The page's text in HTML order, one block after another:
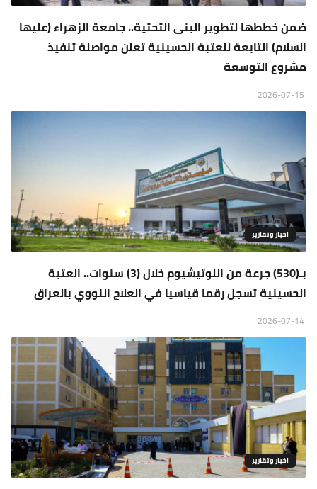
ضمن خططها لتطوير البنى التحتية.. جامعة الزهراء (عليها
السلام) التابعة للعتبة الحسينية تعلن مواصلة تنفيذ
مشروع التوسعة
اخبار وتقارير
بـ(530) جرعة من اللوتيشيوم خلال (3) سنوات.. العتبة
الحسينية تسجل رقما قياسيا في العلاج النووي بالعراق
اخبار وتقارير